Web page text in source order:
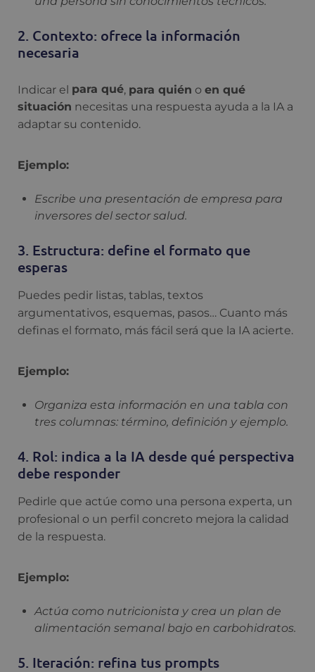
2. Contexto: ofrece la información
necesaria
Indicar el para qué, para quién o en qué
situación necesitas una respuesta ayuda a la IA a
adaptar su contenido.
Ejemplo:
Escribe una presentación de empresa para
inversores del sector salud.
3. Estructura: define el formato que
esperas
Puedes pedir listas, tablas, textos
argumentativos, esquemas, pasos… Cuanto más
definas el formato, más fácil será que la IA acierte.
Ejemplo:
Organiza esta información en una tabla con
tres columnas: término, definición y ejemplo.
4. Rol: indica a la IA desde qué perspectiva
debe responder
Pedirle que actúe como una persona experta, un
profesional o un perfil concreto mejora la calidad
de la respuesta.
Ejemplo:
Actúa como nutricionista y crea un plan de
alimentación semanal bajo en carbohidratos.
5. Iteración: refina tus prompts